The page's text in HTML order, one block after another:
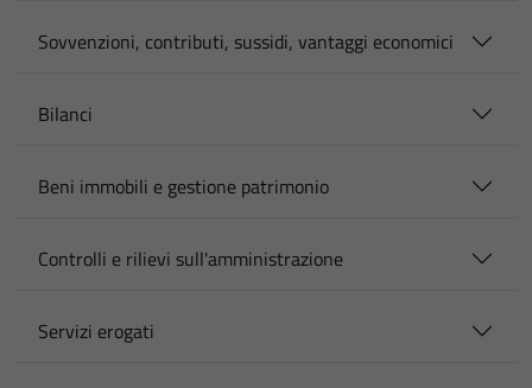
Sovvenzioni, contributi, sussidi, vantaggi economici
Bilanci
Beni immobili e gestione patrimonio
Controlli e rilievi sull'amministrazione
Servizi erogati